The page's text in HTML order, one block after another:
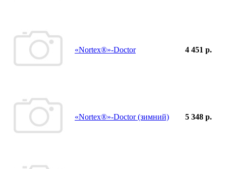
«Nortex®»-Doctor 4 451 р.
«Nortex®»-Doctor (зимний) 5 348 р.